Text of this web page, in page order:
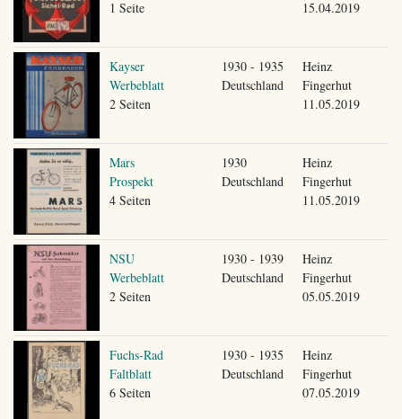
1 Seite
15.04.2019
Kayser
Werbeblatt
2 Seiten
1930 - 1935
Deutschland
Heinz
Fingerhut
11.05.2019
Mars
Prospekt
4 Seiten
1930
Deutschland
Heinz
Fingerhut
11.05.2019
NSU
Werbeblatt
2 Seiten
1930 - 1939
Deutschland
Heinz
Fingerhut
05.05.2019
Fuchs-Rad
Faltblatt
6 Seiten
1930 - 1935
Deutschland
Heinz
Fingerhut
07.05.2019